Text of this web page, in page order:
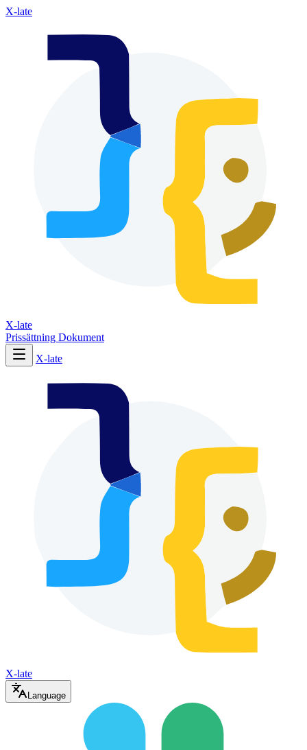
X-late
X-late
Prissättning Dokument
X-late
X-late
Language